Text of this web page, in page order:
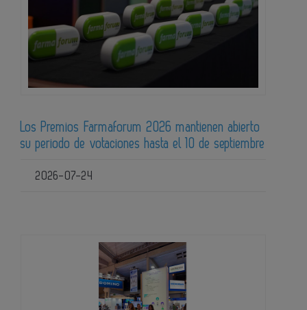
Los Premios Farmaforum 2026 mantienen abierto
su periodo de votaciones hasta el 10 de septiembre
2026-07-24